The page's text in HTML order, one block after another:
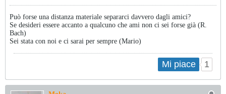
Può forse una distanza materiale separarci davvero dagli amici?
Se desideri essere accanto a qualcuno che ami non ci sei forse già (R.
Bach)
Sei stata con noi e ci sarai per sempre (Mario)
Mi piace 1